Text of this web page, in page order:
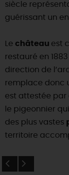
siècle
guérissant un
Le château est
restauré en
direction de
remplace donc
est attestée par
le pigeonnier
des plus vastes
territoire